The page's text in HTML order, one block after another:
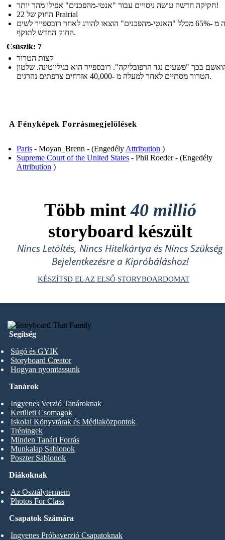
חקיקה חדשה עושה ניסויים עבור "אנטי-מהפכנים" אפילו מהר יותר!
החוק של 22 Prairial
למעלה מ -65% מכלל "האנטי-מהפכנים" הוצאו להורג לאחר רובספייר לשים
החוק החדש לתוקף.
Csúszik: 7
קצות הטרור
בכך "פשעים נגד הרפובליקה". רובספייר הוא בגיליוטינה. שלטון
הטרור מסתיים לאחר למעלה מ -40,000 אזרחים צרפתים נהרגים.
A Fényképek Forrásmegjelölések
Paris - Moyan_Brenn - (EngedélyAttribution )
Supreme Court of the United States - Phil Roeder - (Engedély
Attribution )
Több mint40 millió
storyboard készült
Nincs Letöltés, Nincs Hitelkártya és Nincs Szükség
Bejelentkezésre a Kipróbáláshoz!
KÉSZÍTSD EL AZ ELSŐ STORYBOARDOMAT
Segítség
Súgó és GYIK
Storyboard Creator
Hogyan nyomtassunk
Diákoknak
Az Osztálytermem
Photos For Class
Tanárok
Ingyenes Verzió Tanároknak
Kerületi Csomagok
Iskolai Könyvtárak és Médiaközpontok
Tréningek
Minden Tanári Forrás
Munkalap Sablonok
Poszter Sablonok
Csapatok Számára
Ingyenes Próbaverzió Csapatoknak